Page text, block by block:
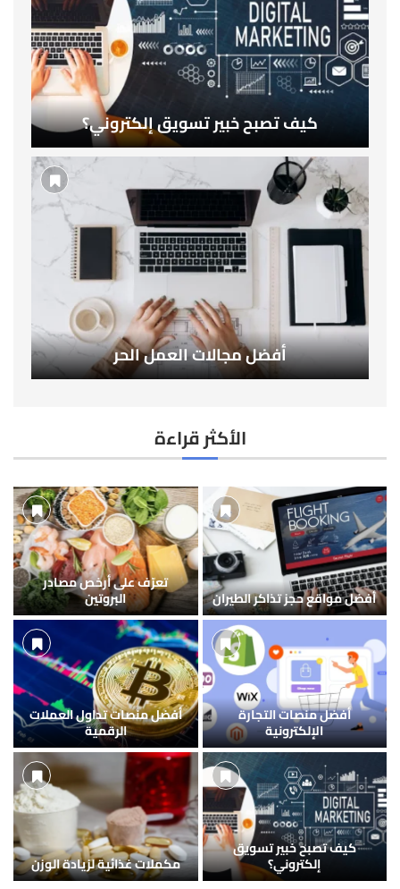
كيف تصبح خبير تسويق إلكتروني؟
أفضل مجالات العمل الحر
الأكثر قراءة
أفضل مواقع حجز تذاكر الطيران
تعرّف على أرخص مصادر
البروتين
أفضل منصات التجارة
الإلكترونية
أفضل منصات تداول العملات
الرقمية
كيف تصبح خبير تسويق
إلكتروني؟ مكملات غذائية لزيادة الوزن